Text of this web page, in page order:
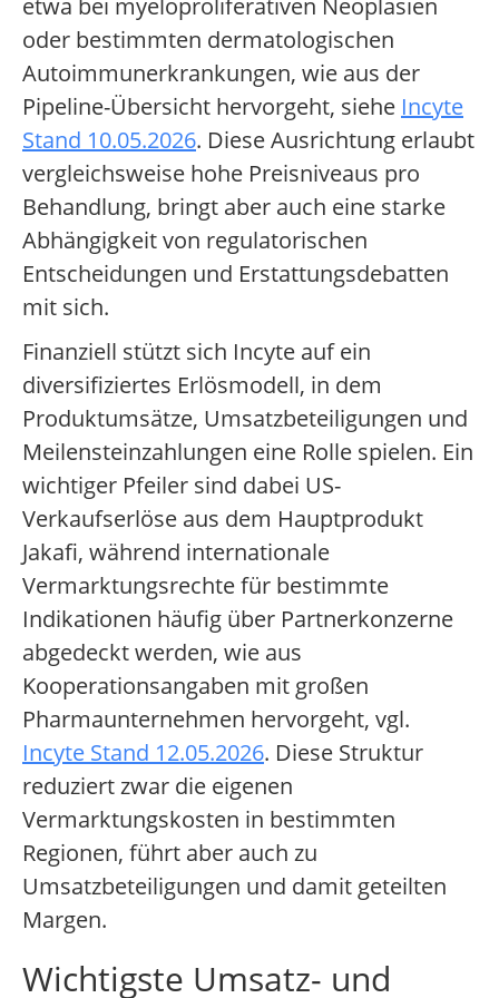
etwa bei myeloproliferativen Neoplasien
oder bestimmten dermatologischen
Autoimmunerkrankungen, wie aus der
Pipeline-Übersicht hervorgeht, siehe Incyte
Stand 10.05.2026. Diese Ausrichtung erlaubt
vergleichsweise hohe Preisniveaus pro
Behandlung, bringt aber auch eine starke
Abhängigkeit von regulatorischen
Entscheidungen und Erstattungsdebatten
mit sich.
Finanziell stützt sich Incyte auf ein
diversifiziertes Erlösmodell, in dem
Produktumsätze, Umsatzbeteiligungen und
Meilensteinzahlungen eine Rolle spielen. Ein
wichtiger Pfeiler sind dabei US-
Verkaufserlöse aus dem Hauptprodukt
Jakafi, während internationale
Vermarktungsrechte für bestimmte
Indikationen häufig über Partnerkonzerne
abgedeckt werden, wie aus
Kooperationsangaben mit großen
Pharmaunternehmen hervorgeht, vgl.
Incyte Stand 12.05.2026. Diese Struktur
reduziert zwar die eigenen
Vermarktungskosten in bestimmten
Regionen, führt aber auch zu
Umsatzbeteiligungen und damit geteilten
Margen.
Wichtigste Umsatz- und